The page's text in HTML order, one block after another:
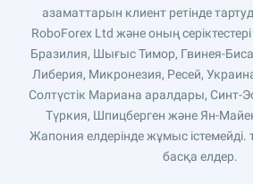
азаматтарын клиент ретінде
RoboForex Ltd және оның
Бразилия, Шығыс Тимор, Гвинея-
Либерия, Микронезия, Ресей,
Солтүстік Мариана аралдары, Синт-
Түркия, Шпицберген және Ян-
Жапония елдерінде жұмыс істемейді.
басқа елдер.